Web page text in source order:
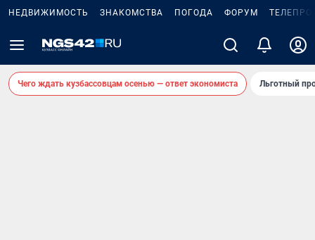
НЕДВИЖИМОСТЬ ЗНАКОМСТВА ПОГОДА ФОРУМ
Чего ждать кузбассовцам осенью — ответ экономиста Льготный